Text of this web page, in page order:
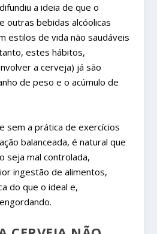
a ideia de que o
outras bebidas alcóolicas
estilos de vida não saudáveis
estes hábitos,
a cerveja) já são
de peso e o acúmulo de
sem a prática de exercícios
balanceada, é natural que
seja mal controlada,
ingestão de alimentos,
do que o ideal e,